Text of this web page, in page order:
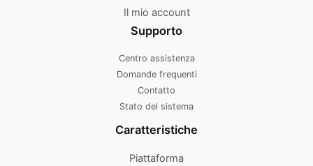
Il mio account
Supporto
Centro assistenza
Domande frequenti
Contatto
Stato del sistema
Caratteristiche
Piattaforma